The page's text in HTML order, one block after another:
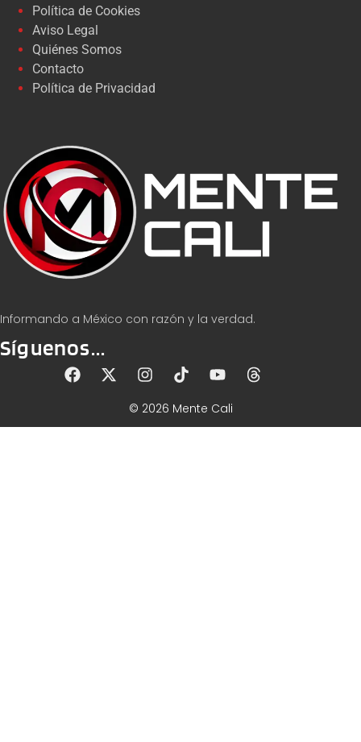
Informando a México con razón y la verdad.
Síguenos...
Política de Cookies
Aviso Legal
Quiénes Somos
Contacto
Política de Privacidad
© 2026 Mente Cali